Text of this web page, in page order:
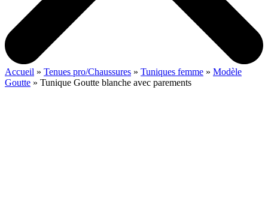
Accueil » Tenues pro/Chaussures » Tuniques femme » Modèle
Goutte » Tunique Goutte blanche avec parements